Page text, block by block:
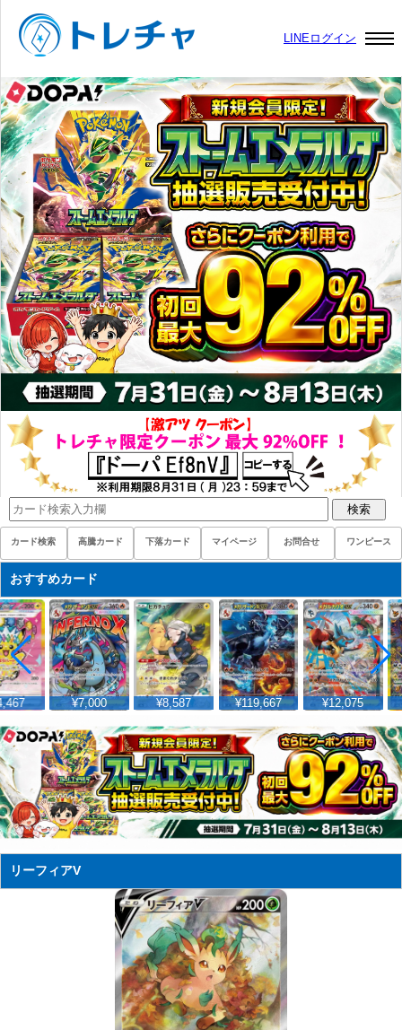
LINEログイン
検索
カード検索 高騰カード 下落カード マイページ お問合せ ワンピース
おすすめカード
¥7,000 ¥8,587 ¥119,667 ¥12,075
リーフィアV